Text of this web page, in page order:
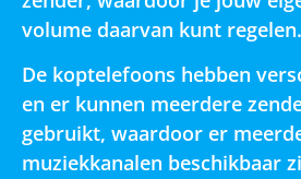
volume daarvan kunt regelen.
De koptelefoons hebben
en er kunnen meerdere
gebruikt, waardoor er
muziekkanalen beschikbaar